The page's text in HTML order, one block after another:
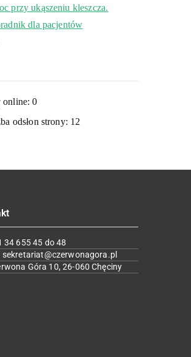
przy ukąszeniu kleszcza.
dla pacjentów
online:0
odsłon strony: 12
34 655 45 do 48
sekretariat@czerwonagora.pl
Góra 10, 26-060 Chęciny